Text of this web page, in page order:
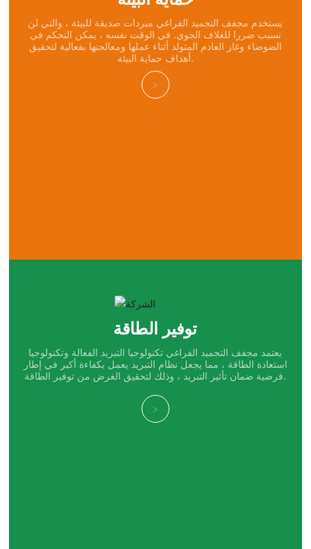
يستخدم مجفف التجميد الفراغي مبردات صديقة للبيئة ، والتي لن
تسبب ضررا للغلاف الجوي. في الوقت نفسه ، يمكن التحكم في
الضوضاء وغاز العادم المتولد أثناء عملها ومعالجتها بفعالية لتحقيق
أهداف حماية البيئة.
>
توفير الطاقة
يعتمد مجفف التجميد الفراغي تكنولوجيا التبريد الفعالة وتكنولوجيا
استعادة الطاقة ، مما يجعل نظام التبريد يعمل بكفاءة أكبر في إطار
فرضية ضمان تأثير التبريد ، وذلك لتحقيق الغرض من توفير الطاقة.
>